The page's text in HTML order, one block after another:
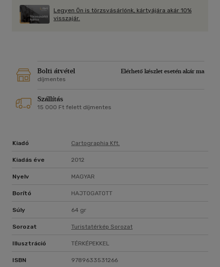
Legyen Ön is törzsvásárlónk, kártyájára akár 10%
visszajár.
Bolti átvétel
Elérhető készlet esetén akár ma
díjmentes
Szállítás
15 000 Ft felett díjmentes
Kiadó Cartographia Kft.
Kiadás éve 2012
Nyelv MAGYAR
Borító HAJTOGATOTT
Súly 64 gr
Sorozat Turistatérkép Sorozat
Illusztráció TÉRKÉPEKKEL
ISBN 9789633531266